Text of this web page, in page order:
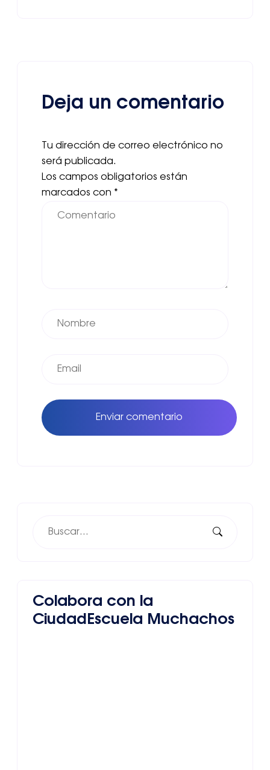
Deja un comentario
Tu dirección de correo electrónico no
será publicada.
Los campos obligatorios están
marcados con *
Enviar comentario
Colabora con la
CiudadEscuela Muchachos